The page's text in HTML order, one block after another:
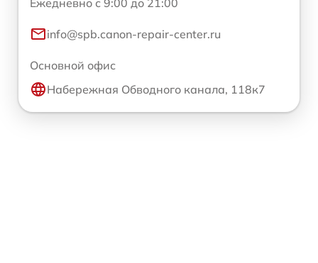
Ежедневно с 9:00 до 21:00
info@spb.canon-repair-center.ru
Основной офис
Набережная Обводного канала, 118к7